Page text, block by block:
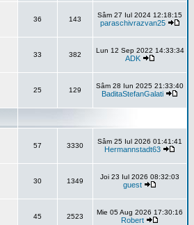
36 143
Sâm 27 Iul 2024 12:18:15
paraschivrazvan25
33 382
Lun 12 Sep 2022 14:33:34
ADK
25 129
Sâm 28 Iun 2025 21:33:40
BaditaStefanGalati
57 3330
Sâm 25 Iul 2026 01:41:41
Hermannstadt63
30 1349
Joi 23 Iul 2026 08:32:03
guest
45 2523
Mie 05 Aug 2026 17:30:16
Robert